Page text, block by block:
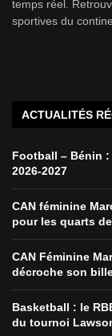
temps réel.
sportives du
ACTUALITÉS
Football – Bénin
2026-2027
CAN féminine
pour les quarts
CAN Féminine
décroche son
Basketball : le
du tournoi